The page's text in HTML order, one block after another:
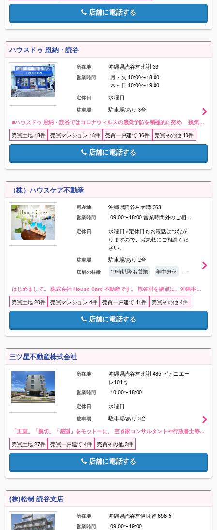
店舗に電話する
ハウスドゥ 恩納・読谷
所在地 沖縄県読谷村比謝 33
営業時間
月・火 10:00〜18:00
木～日 10:00〜19:00
定休日 水曜日
駐車場 駐車場/あり 3台
■ハウスドゥ 恩納・読谷ではコロナウィルスの感染予防を積極的に努め 換気・マスク着用・アルコール消毒完備・アクリル板設置で お客様へ接客させて頂きます！(お客様用もご用意しております) ■店舗前、駐車場あり お子様が遊べるキッズスペースあり ドリンク・お菓子完備 ■売却物件も大募集しております！ 土地・建物・事業用・その他、無料査定も行っておりますので 来店、お電話、メールなどお気軽にご相談ください！（女性スタッフも活躍中！）<br />駐車場/あり 3台
売買土地 18件 売買マンション 18件 売買一戸建て 36件 売買その他 10件
店舗に電話する
（株）ハウスケア不動産
所在地 沖縄県読谷村大湾 363
営業時間 09:00〜18:00 営業時間外のご相談・ご内覧も対応可能です✨
定休日
水曜日 ※定休日もお電話はつなが
りますので、お気軽にご相談くだ
さい。
駐車場 駐車場/あり 2台
店舗の特徴 19時以降も営業 年中無休 駐車場有
はじめまして。 株式会社 House Care 不動産です。 読谷村を拠点に、沖縄本島全域の不動産売買を行っております。 海が見える物件やリゾート邸宅、ファミリー向け住宅、マンション、土地、軍用地、収益物件まで幅広くご紹介。 ◤ 人と想いを繋ぐ ◢ お客様一人ひとりに寄り添ったご提案を心がけています。 地域密着ならではの情報力と繋がりを活かし、その先の暮らしまで見据えたご提案を大切にしています。 長く安心してご相談いただける存在として、住まい探しに寄り添ってまいります。<br />駐車場/あり 2台
売買土地 20件 売買マンション 4件 売買一戸建て 11件 売買その他 4件
店舗に電話する
三ツ星不動産株式会社
所在地
沖縄県読谷村比謝 485 ピオニエー
レ101号
営業時間 10:00〜18:00
定休日 水曜日
駐車場 駐車場/あり 3台
「正直」「親切」「感謝」をモットーに、 空き家コンサルタントや行政書士等の資格をもったスタッフがご相談を承ります！ お気軽にお問い合わせください♪<br />駐車場/あり 3台
売買土地 27件 売買一戸建て 4件 売買その他 3件
店舗に電話する
(株)松樹 読谷支店
所在地 沖縄県読谷村伊良皆 658-5
営業時間 09:00〜19:00